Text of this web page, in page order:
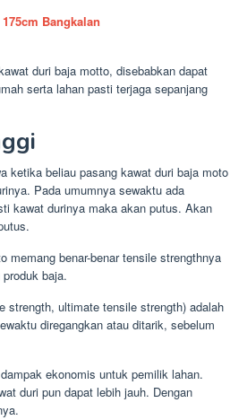
Bangkalan
duri baja motto, disebabkan dapat
serta lahan pasti terjaga sepanjang
ketika beliau pasang kawat duri baja moto
Pada umumnya sewaktu ada
kawat durinya maka akan putus. Akan
memang benar-benar tensile strengthnya
baja.
strength, ultimate tensile strength) adalah
diregangkan atau ditarik, sebelum
ekonomis untuk pemilik lahan.
duri pun dapat lebih jauh. Dengan